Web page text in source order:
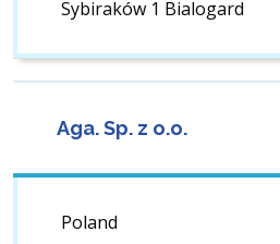
Sybiraków 1 Bialogard
Aga. Sp. z o.o.
Poland